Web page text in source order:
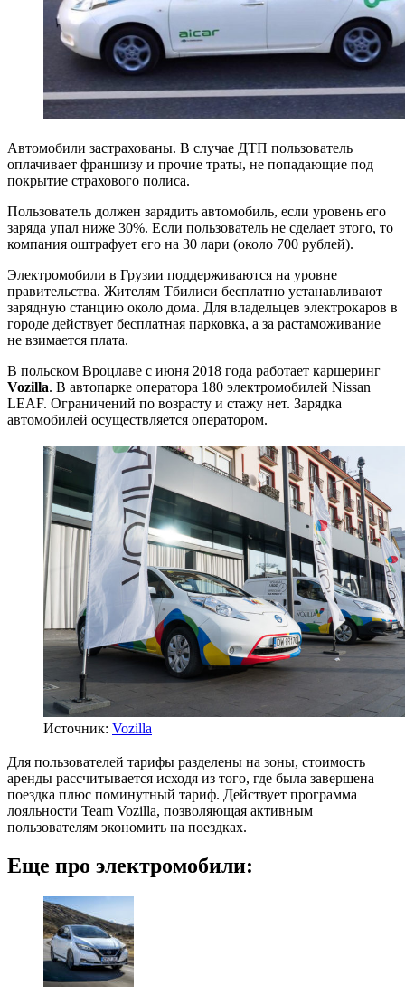
Автомобили застрахованы. В случае ДТП пользователь
оплачивает франшизу и прочие траты, не попадающие под
покрытие страхового полиса.
Пользователь должен зарядить автомобиль, если уровень его
заряда упал ниже 30%. Если пользователь не сделает этого, то
компания оштрафует его на 30 лари (около 700 рублей).
Электромобили в Грузии поддерживаются на уровне
правительства. Жителям Тбилиси бесплатно устанавливают
зарядную станцию около дома. Для владельцев электрокаров в
городе действует бесплатная парковка, а за растаможивание
не взимается плата.
В польском Вроцлаве с июня 2018 года работает каршеринг
Vozilla. В автопарке оператора 180 электромобилей Nissan
LEAF. Ограничений по возрасту и стажу нет. Зарядка
автомобилей осуществляется оператором.
Источник: Vozilla
Для пользователей тарифы разделены на зоны, стоимость
аренды рассчитывается исходя из того, где была завершена
поездка плюс поминутный тариф. Действует программа
лояльности Team Vozilla, позволяющая активным
пользователям экономить на поездках.
Еще про электромобили: